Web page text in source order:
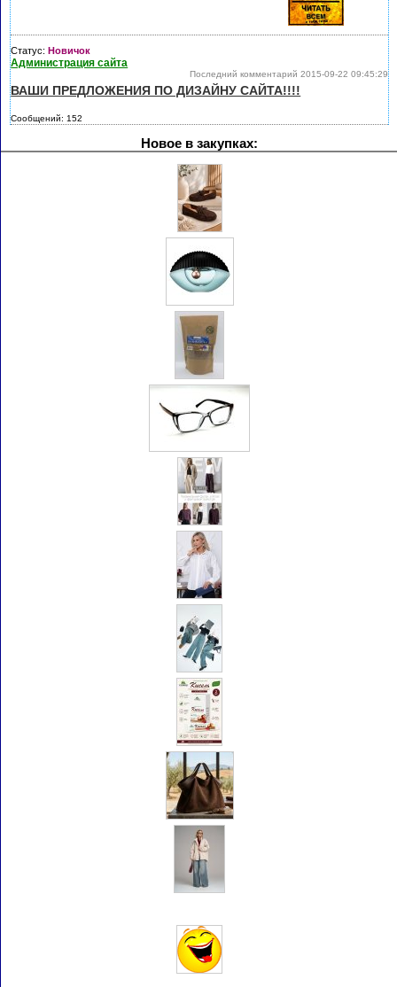
Статус:Новичок
Администрация сайта
Последний комментарий 2015-09-22 09:45:29
ВАШИ ПРЕДЛОЖЕНИЯ ПО ДИЗАЙНУ САЙТА!!!!
Сообщений: 152
Новое в закупках: